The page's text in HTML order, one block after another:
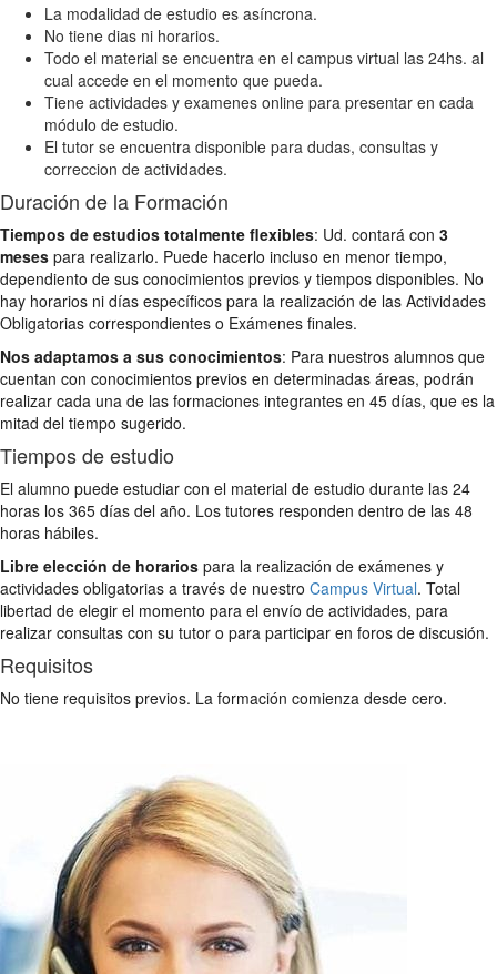
La modalidad de estudio es asíncrona.
No tiene dias ni horarios.
Todo el material se encuentra en el campus virtual las 24hs. al
cual accede en el momento que pueda.
Tiene actividades y examenes online para presentar en cada
módulo de estudio.
El tutor se encuentra disponible para dudas, consultas y
correccion de actividades.
Duración de la Formación
Tiempos de estudios totalmente flexibles: Ud. contará con 3
meses para realizarlo. Puede hacerlo incluso en menor tiempo,
dependiento de sus conocimientos previos y tiempos disponibles. No
hay horarios ni días específicos para la realización de las Actividades
Obligatorias correspondientes o Exámenes finales.
Nos adaptamos a sus conocimientos: Para nuestros alumnos que
cuentan con conocimientos previos en determinadas áreas, podrán
realizar cada una de las formaciones integrantes en 45 días, que es la
mitad del tiempo sugerido.
Tiempos de estudio
El alumno puede estudiar con el material de estudio durante las 24
horas los 365 días del año. Los tutores responden dentro de las 48
horas hábiles.
Libre elección de horarios para la realización de exámenes y
actividades obligatorias a través de nuestro Campus Virtual. Total
libertad de elegir el momento para el envío de actividades, para
realizar consultas con su tutor o para participar en foros de discusión.
Requisitos
No tiene requisitos previos. La formación comienza desde cero.